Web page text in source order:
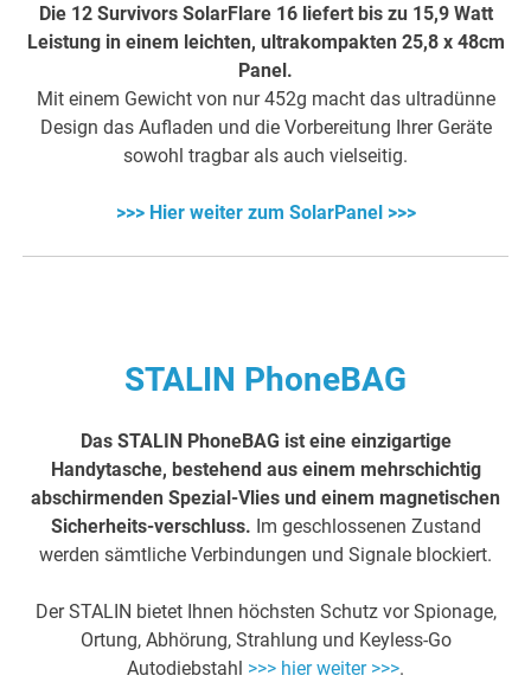
Die 12 Survivors SolarFlare 16 liefert bis zu 15,9 Watt
Leistung in einem leichten, ultrakompakten 25,8 x 48cm
Panel.
Mit einem Gewicht von nur 452g macht das ultradünne
Design das Aufladen und die Vorbereitung Ihrer Geräte
sowohl tragbar als auch vielseitig.
>>> Hier weiter zum SolarPanel >>>
STALIN PhoneBAG
Das STALIN PhoneBAG ist eine einzigartige
Handytasche, bestehend aus einem mehrschichtig
abschirmenden Spezial-Vlies und einem magnetischen
Sicherheits-verschluss. Im geschlossenen Zustand
werden sämtliche Verbindungen und Signale blockiert.
Der STALIN bietet Ihnen höchsten Schutz vor Spionage,
Ortung, Abhörung, Strahlung und Keyless-Go
Autodiebstahl >>> hier weiter >>>.